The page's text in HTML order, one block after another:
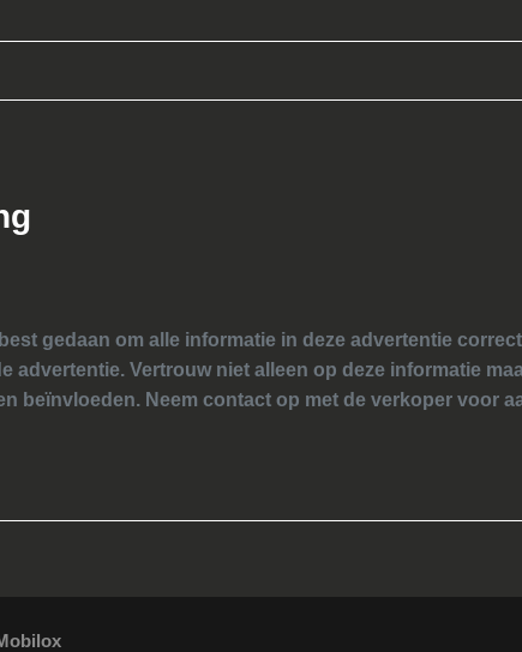
gedaan om alle informatie in deze advertentie
advertentie. Vertrouw niet alleen op deze informatie
beïnvloeden. Neem contact op met de verkoper voor